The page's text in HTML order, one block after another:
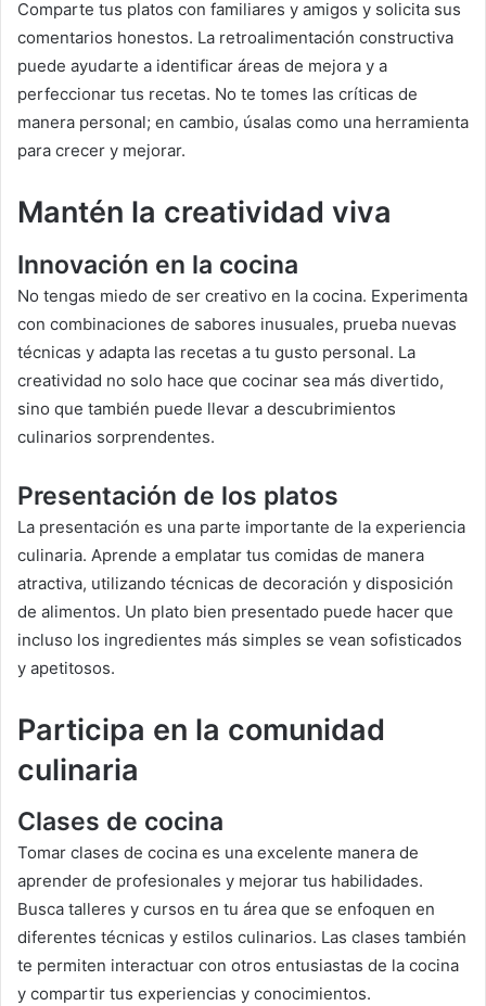
Comparte tus platos con familiares y amigos y solicita sus
comentarios honestos. La retroalimentación constructiva
puede ayudarte a identificar áreas de mejora y a
perfeccionar tus recetas. No te tomes las críticas de
manera personal; en cambio, úsalas como una herramienta
para crecer y mejorar.
Mantén la creatividad viva
Innovación en la cocina
No tengas miedo de ser creativo en la cocina. Experimenta
con combinaciones de sabores inusuales, prueba nuevas
técnicas y adapta las recetas a tu gusto personal. La
creatividad no solo hace que cocinar sea más divertido,
sino que también puede llevar a descubrimientos
culinarios sorprendentes.
Presentación de los platos
La presentación es una parte importante de la experiencia
culinaria. Aprende a emplatar tus comidas de manera
atractiva, utilizando técnicas de decoración y disposición
de alimentos. Un plato bien presentado puede hacer que
incluso los ingredientes más simples se vean sofisticados
y apetitosos.
Participa en la comunidad
culinaria
Clases de cocina
Tomar clases de cocina es una excelente manera de
aprender de profesionales y mejorar tus habilidades.
Busca talleres y cursos en tu área que se enfoquen en
diferentes técnicas y estilos culinarios. Las clases también
te permiten interactuar con otros entusiastas de la cocina
y compartir tus experiencias y conocimientos.